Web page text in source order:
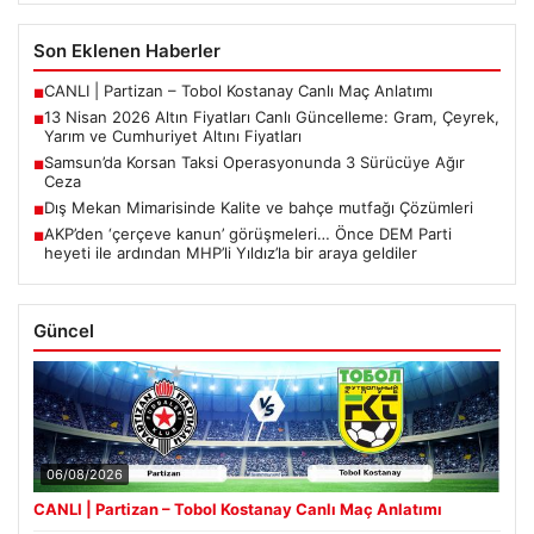
Son Eklenen Haberler
■CANLI | Partizan – Tobol Kostanay Canlı Maç Anlatımı
■13 Nisan 2026 Altın Fiyatları Canlı Güncelleme: Gram, Çeyrek,
Yarım ve Cumhuriyet Altını Fiyatları
■Samsun’da Korsan Taksi Operasyonunda 3 Sürücüye Ağır
Ceza
■Dış Mekan Mimarisinde Kalite ve bahçe mutfağı Çözümleri
■AKP’den ‘çerçeve kanun’ görüşmeleri… Önce DEM Parti
heyeti ile ardından MHP’li Yıldız’la bir araya geldiler
Güncel
06/08/2026
CANLI | Partizan – Tobol Kostanay Canlı Maç Anlatımı